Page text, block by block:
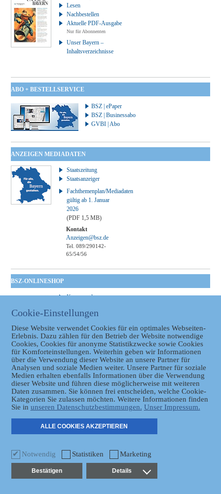
Lesen
Nachbestellen
Aktuelle PDF-Ausgabe
Nur für Abonnenten
Unser Bayern –
Inhaltsverzeichnisse
ABO + BESTELLSERVICE
BSZ | ePaper
BSZ | Businessabo
GVBI | Abo
ANZEIGEN MEDIADATEN
Staatszeitung
Staatsanzeiger
Fachthemenplan/Mediadaten
gültig ab 1. Januar
2026
(PDF 1,5 MB)
Kontakt
Anzeigen@bsz.de
Tel. 089/290142-
65/54/56
BSZ-ONLINESHOP
Kommunales
GVBl | Einbanddecke
Datenschutz
Cookie-Einstellungen
Diese Website verwendet Cookies für ein optimales Webseiten-
Erlebnis. Dazu zählen für den Betrieb der Website notwendige
Cookies, Cookies für anonyme Statistikzwecke sowie Cookies
für Komforteinstellungen. Weiterhin geben wir Informationen
über die Verwendung dieser Website an unsere Partner für
Analysen und soziale Medien weiter. Unsere Partner für soziale
Medien erhalten ebenfalls Informationen über die Verwendung
dieser Website und führen diese möglicherweise mit weiteren
Daten zusammen. Sie können frei entscheiden, welche Cookie-
Kategorien Sie zulassen möchten. Weitere Informationen finden
Sie in unseren Datenschutzbestimmungen. Unser Impressum.
ALLE COOKIES AKZEPTIEREN
Notwendig Statistiken Marketing
Bestätigen Details